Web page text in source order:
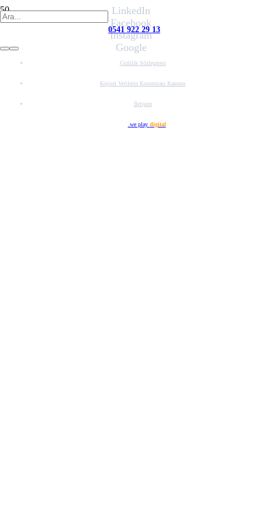
0541 922 29 13
LinkedIn
Facebook
Instagram
Google
Gizlilik Sözleşmesi
Kişisel Verilerin Korunması Kanunu
İletişim
.we play digital